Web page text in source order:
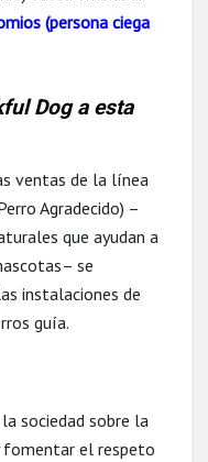
(persona ciega
Dog a esta
ventas de la línea
Agradecido) –
que ayudan a
se
instalaciones de
guía.
sociedad sobre la
fomentar el respeto